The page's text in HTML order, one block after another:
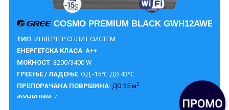
COSMO PREMIUM BLACK
ТИП: ИНВЕРТЕР СПЛИТ СИСТЕМ
ЕНЕРГЕТСКА КЛАСА: A++
МОЌНОСТ: 3200/3400 W
ГРЕЕЊЕ / ЛАДЕЊЕ: ОД -15℃ ДО 43℃
ПРЕПОРАЧАНА ПОВРШИНА: ДО 35 м2
ФУНКЦИИ: /